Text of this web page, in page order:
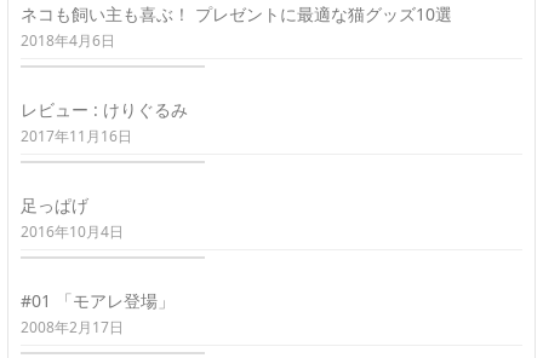
ネコも飼い主も喜ぶ！ プレゼントに最適な猫グッズ10選
2018年4月6日
レビュー : けりぐるみ
2017年11月16日
足っぱげ
2016年10月4日
#01 「モアレ登場」
2008年2月17日